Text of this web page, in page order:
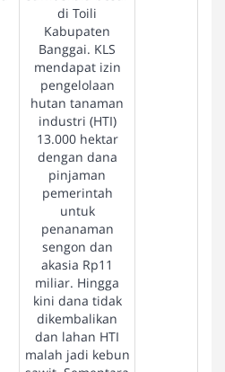
di Toili
Kabupaten
Banggai. KLS
mendapat izin
pengelolaan
hutan tanaman
industri (HTI)
13.000 hektar
dengan dana
pinjaman
pemerintah
untuk
penanaman
sengon dan
akasia Rp11
miliar. Hingga
kini dana tidak
dikembalikan
dan lahan HTI
malah jadi kebun